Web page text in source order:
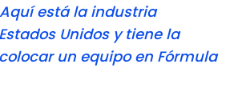
Aquí está la industria
Unidos y tiene la
un equipo en Fórmula